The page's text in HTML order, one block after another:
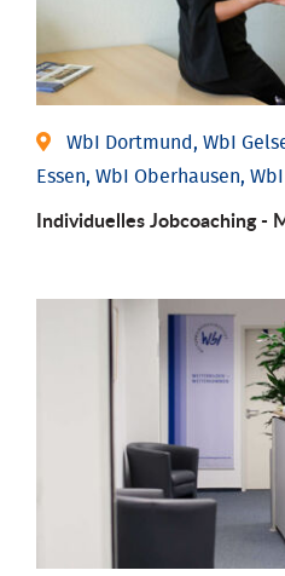
WbI Dortmund, WbI
Essen, WbI Oberhausen,
Individu­elles Job­coaching -